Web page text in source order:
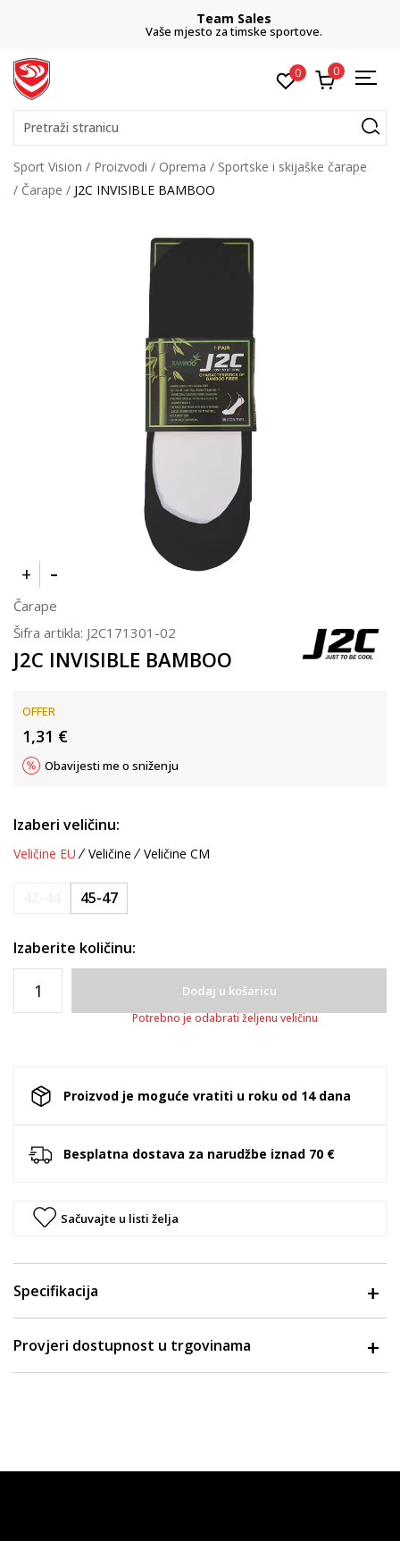
Team Sales
Vaše mjesto za timske sportove.
0 0
Pretraži stranicu
Sport Vision Proizvodi Oprema
Sportske i skijaške čarape
Čarape
J2C INVISIBLE BAMBOO
Čarape
Šifra artikla: J2C171301-02
J2C INVISIBLE BAMBOO
OFFER
1,31 €
Obavijesti me o sniženju
Izaberi veličinu:
Veličine EU Veličine Veličine CM
45-47
Izaberite količinu:
Dodaj u košaricu
Potrebno je odabrati željenu veličinu
Proizvod je moguće vratiti u roku od 14 dana
Besplatna dostava za narudžbe iznad 70 €
Sačuvajte u listi želja
Specifikacija
Provjeri dostupnost u trgovinama